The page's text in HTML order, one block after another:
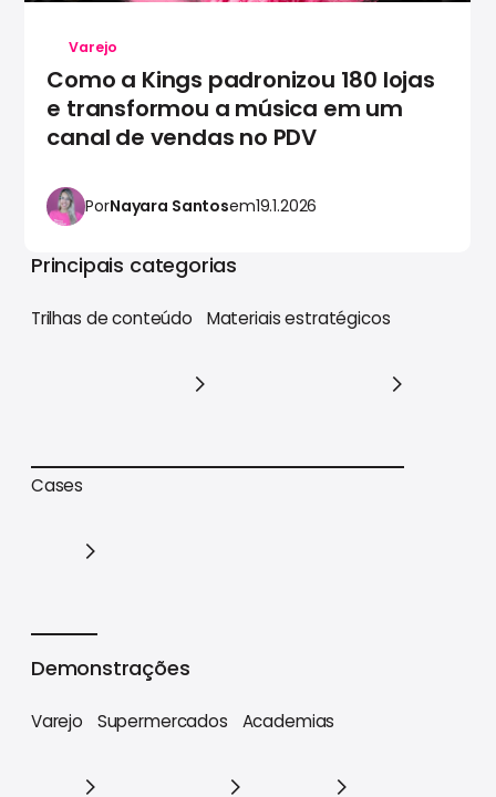
Varejo
Como a Kings padronizou 180 lojas
e transformou a música em um
canal de vendas no PDV
PorNayara Santosem19.1.2026
Principais categorias
Trilhas de conteúdo
Trilhas de conteúdo
Materiais estratégicos
Cases
Demonstrações
Varejo Supermercados Academias